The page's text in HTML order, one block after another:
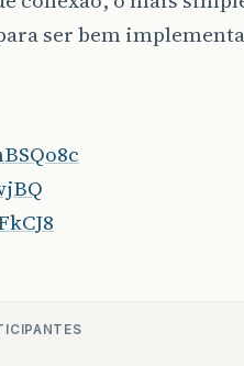
ser bem